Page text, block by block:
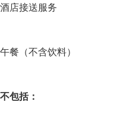
酒店接送服务
午餐（不含饮料）
不包括：